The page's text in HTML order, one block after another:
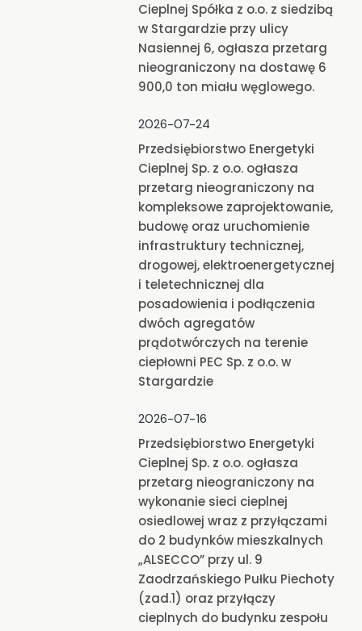
Cieplnej Spółka z o.o. z siedzibą
w Stargardzie przy ulicy
Nasiennej 6, ogłasza przetarg
nieograniczony na dostawę 6
900,0 ton miału węglowego.
2026-07-24
Przedsiębiorstwo Energetyki
Cieplnej Sp. z o.o. ogłasza
przetarg nieograniczony na
kompleksowe zaprojektowanie,
budowę oraz uruchomienie
infrastruktury technicznej,
drogowej, elektroenergetycznej
i teletechnicznej dla
posadowienia i podłączenia
dwóch agregatów
prądotwórczych na terenie
ciepłowni PEC Sp. z o.o. w
Stargardzie
2026-07-16
Przedsiębiorstwo Energetyki
Cieplnej Sp. z o.o. ogłasza
przetarg nieograniczony na
wykonanie sieci cieplnej
osiedlowej wraz z przyłączami
do 2 budynków mieszkalnych
„ALSECCO” przy ul. 9
Zaodrzańskiego Pułku Piechoty
(zad.1) oraz przyłączy
cieplnych do budynku zespołu